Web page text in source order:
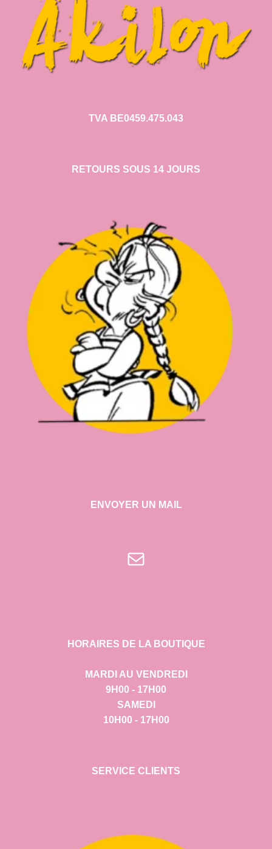
TVA BE0459.475.043
RETOURS SOUS 14 JOURS
ENVOYER UN MAIL
E-mail
HORAIRES DE LA BOUTIQUE
MARDI AU VENDREDI
9H00 - 17H00
SAMEDI
10H00 - 17H00
SERVICE CLIENTS